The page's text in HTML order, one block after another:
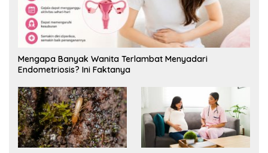
Mengapa Banyak Wanita Terlambat Menyadari
Endometriosis? Ini Faktanya